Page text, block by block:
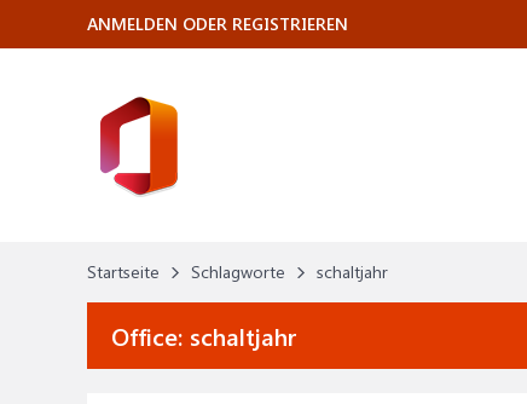
Startseite Schlagworte schaltjahr
Office: schaltjahr
ANMELDEN ODER REGISTRIEREN